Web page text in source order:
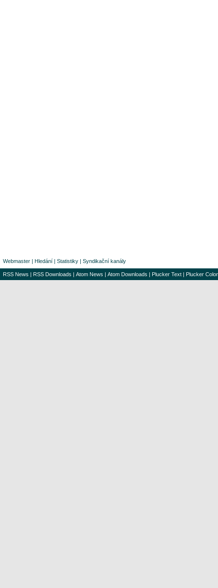
Webmaster | Hledání | Statistiky | Syndikační kanály
RSS News | RSS Downloads | Atom News | Atom Downloads | Plucker Text | Plucker Color